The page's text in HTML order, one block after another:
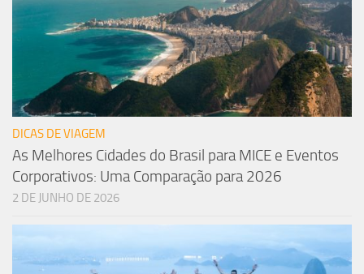
DICAS DE VIAGEM
As Melhores Cidades do Brasil para MICE e Eventos
Corporativos: Uma Comparação para 2026
2 DE JUNHO DE 2026